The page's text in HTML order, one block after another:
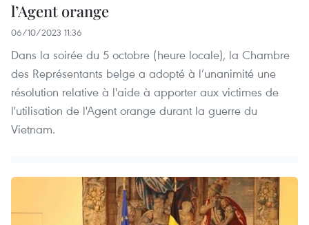
l’Agent orange
06/10/2023 11:36
Dans la soirée du 5 octobre (heure locale), la Chambre
des Représentants belge a adopté à l’unanimité une
résolution relative à l'aide à apporter aux victimes de
l'utilisation de l'Agent orange durant la guerre du
Vietnam.